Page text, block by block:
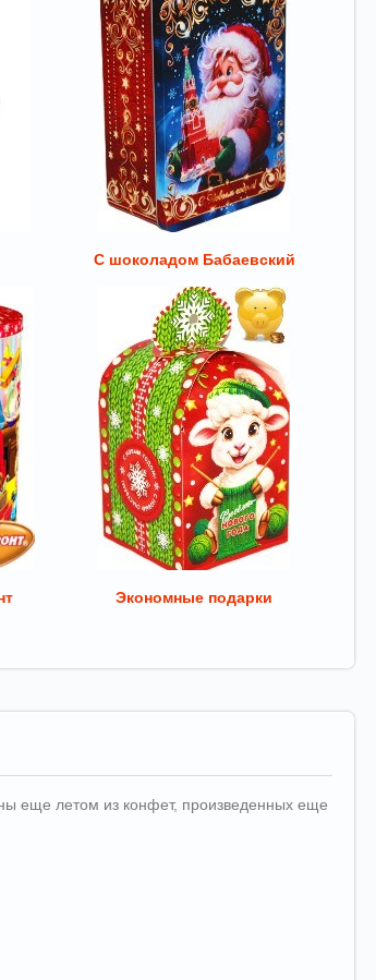
С шоколадом Бабаевский
Экономные подарки
еще летом из конфет, произведенных еще